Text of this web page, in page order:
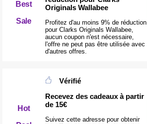
Best
Sale
Originals Wallabee
Profitez d'au moins 9% de réduction
pour Clarks Originals Wallabee,
aucun coupon n'est nécessaire,
l'offre ne peut pas être utilisée avec
d'autres offres.
Hot
Vérifié
Recevez des cadeaux à partir
de 15€
Suivez cette adresse pour obtenir